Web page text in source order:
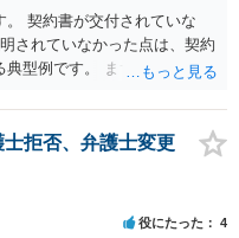
契約書が交付されていな
されていなかった点は、契約
型例です。 まずは、運営と
で（もしまだされていないの
おくべきだと考えます。
拒否、弁護士変更
役にたった 4